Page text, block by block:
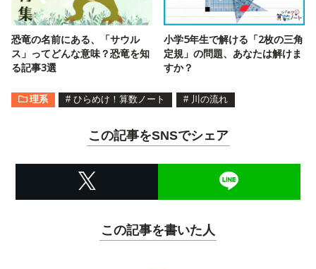
恐竜の名前にある、「サウル
ス」ってどんな意味？恐竜を知
る記事3選
小学5年生で解ける「2枚の三角
定規」の問題、あなたは解けま
すか？
理系 # ひらめけ！算数ノート # 川の流れ
この記事をSNSでシェア
この記事を書いた人